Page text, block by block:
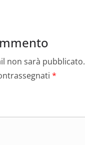
non sarà pubblicato.
*